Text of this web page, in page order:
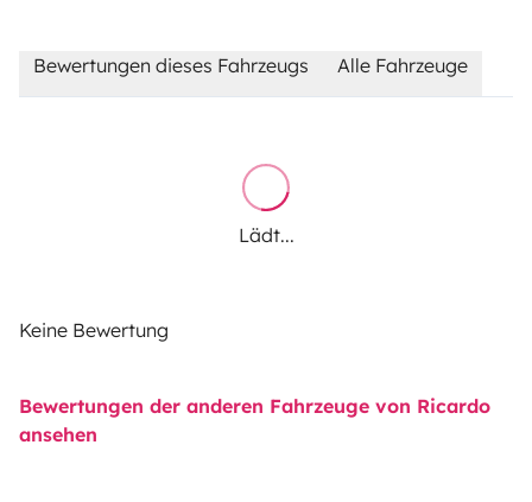
Bewertungen dieses Fahrzeugs Alle Fahrzeuge
Lädt...
Keine Bewertung
Bewertungen der anderen Fahrzeuge von Ricardo
ansehen